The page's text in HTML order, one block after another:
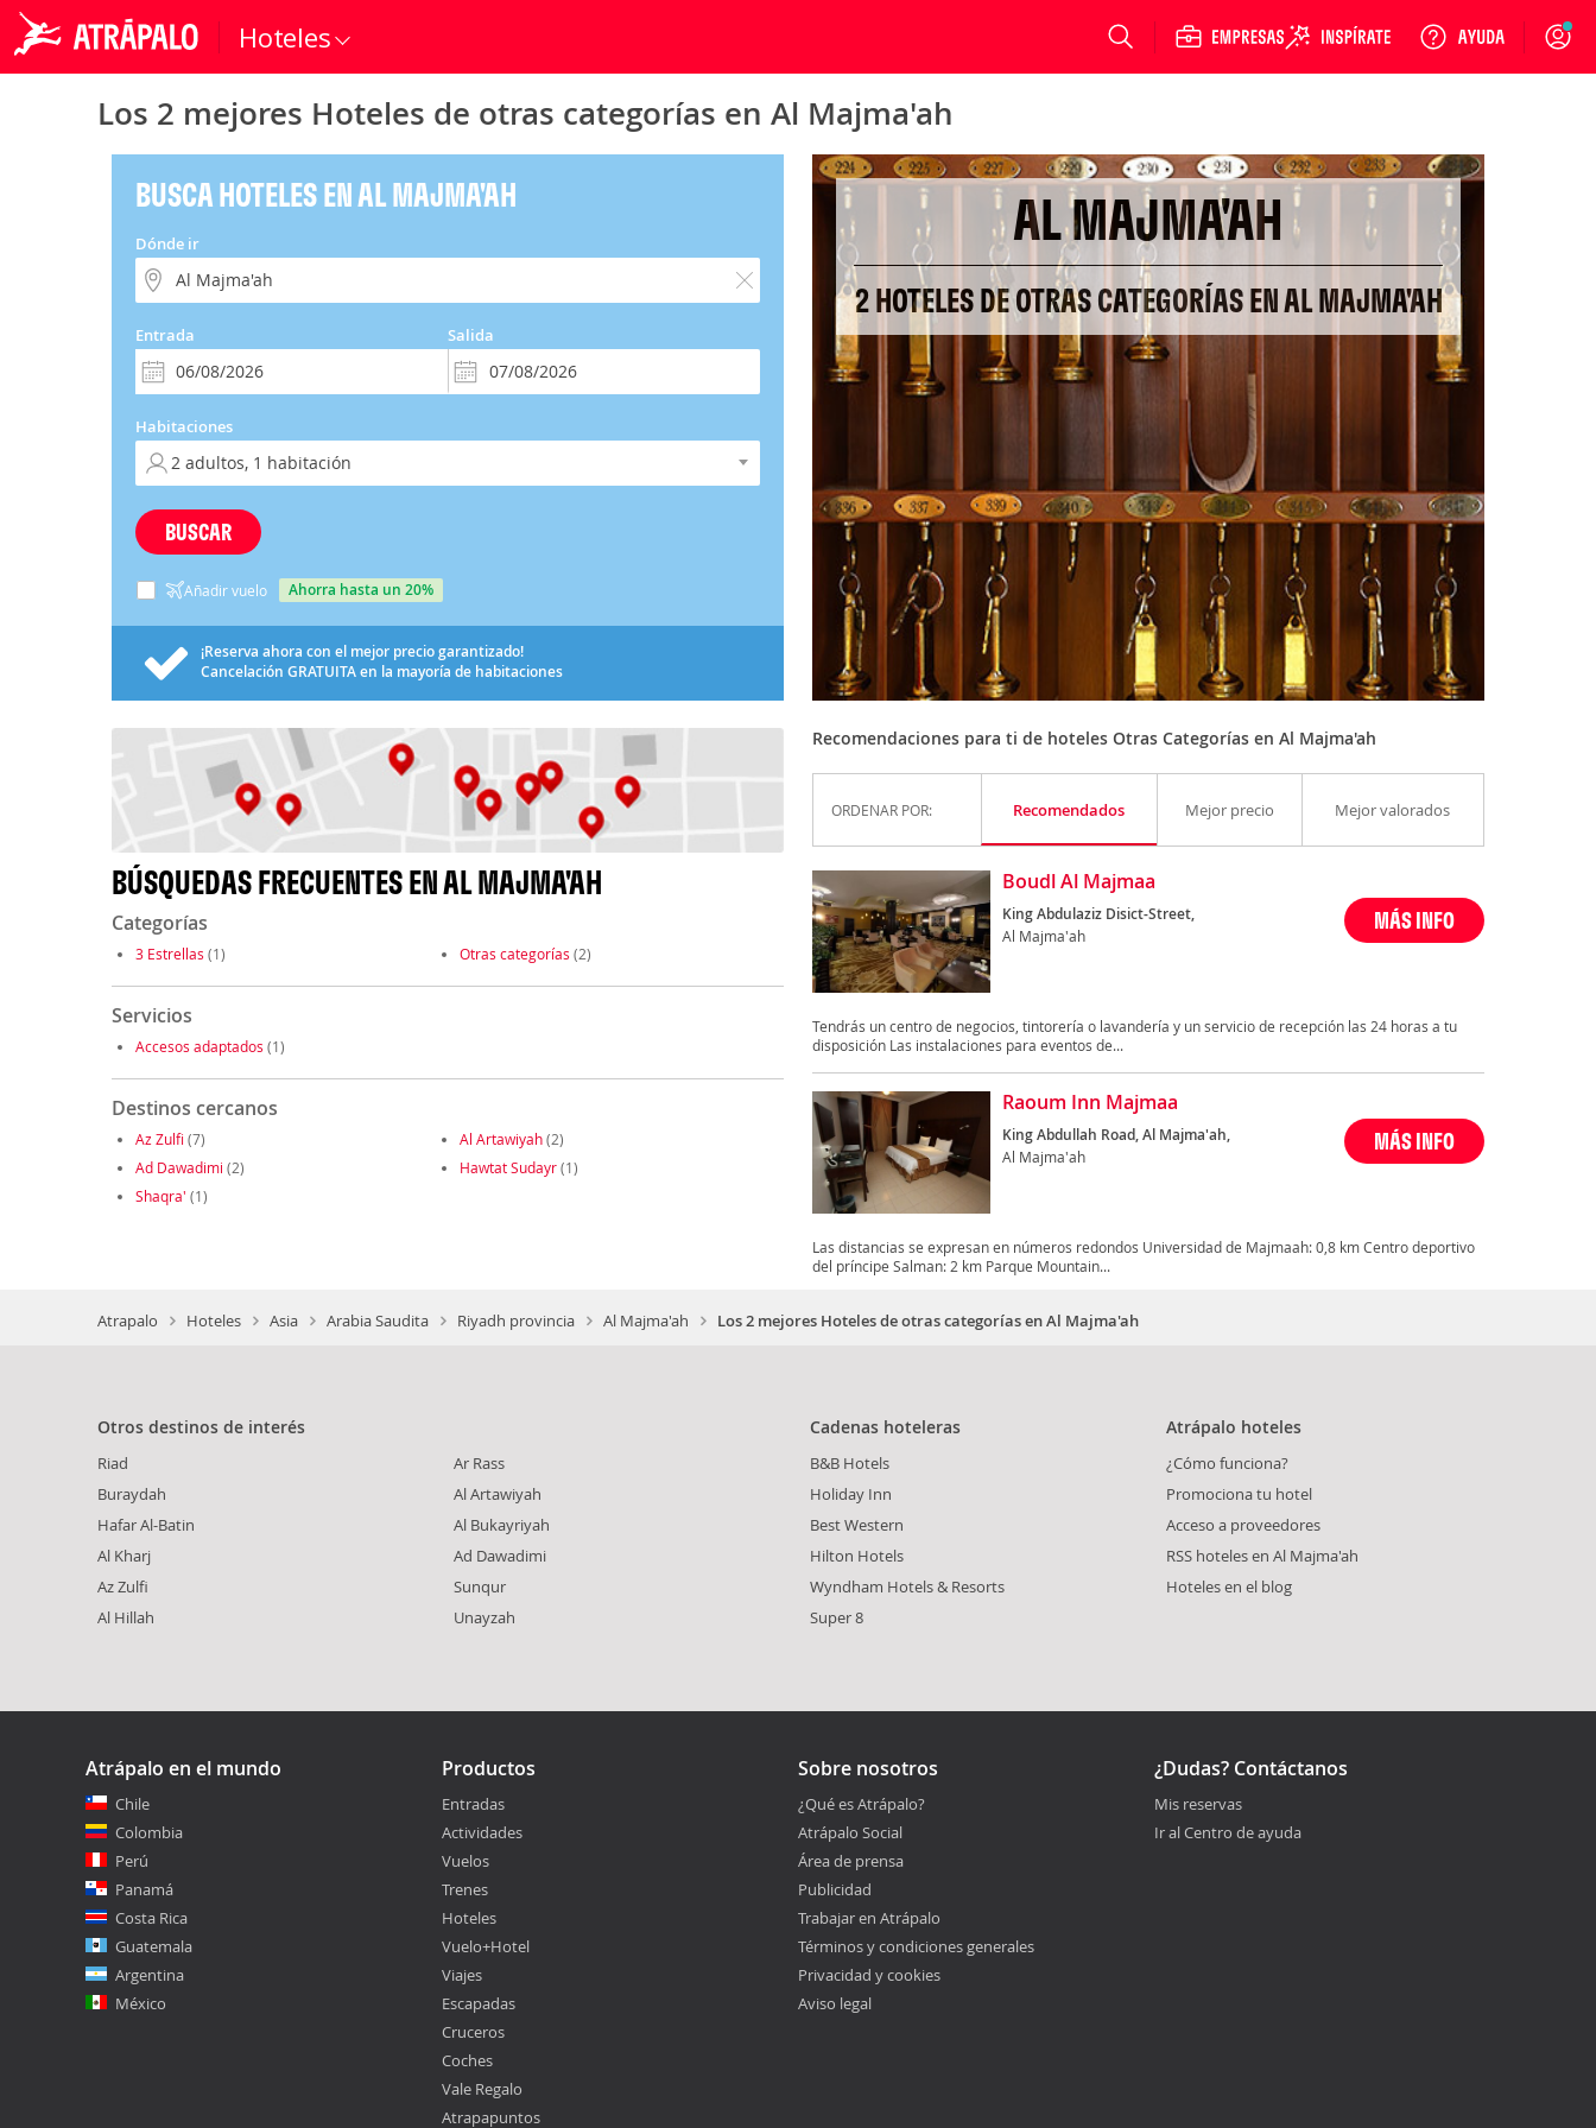
Hoteles Login
Los 2 mejores Hoteles de otras categorías en Al Majma'ah
BUSCA HOTELES EN AL MAJMA'AH
Dónde ir
Entrada Salida
Habitaciones
BUSCAR
Añadir vuelo ahorra hasta un 20%
¡Reserva ahora con el mejor precio garantizado!
Cancelación GRATUITAen la mayoría de habitaciones
BÚSQUEDAS FRECUENTES EN AL MAJMA'AH
Categorías
3 Estrellas (1) Otras categorías (2)
Servicios
Accesos adaptados (1)
Destinos cercanos
Az Zulfi (7) Al Artawiyah(2)
Ad Dawadimi (2) Hawtat Sudayr(1)
Shaqra' (1)
AL MAJMA'AH
2 HOTELES DE OTRAS CATEGORÍAS EN AL MAJMA'AH
Recomendaciones para ti de hoteles Otras Categorías en Al Majma'ah
ORDENAR POR: Recomendados Mejor precio Mejor valorados
Boudl Al Majmaa
King Abdulaziz Disict-Street,
Al Majma'ah
MÁS INFO
Tendrás un centro de negocios, tintorería o lavandería y un servicio de recepción las 24 horas a tu
disposición Las instalaciones para eventos de...
Raoum Inn Majmaa
King Abdullah Road, Al Majma'ah,
Al Majma'ah
MÁS INFO
Las distancias se expresan en números redondos Universidad de Majmaah: 0,8 km Centro deportivo
del príncipe Salman: 2 km Parque Mountain...
Atrapalo Hoteles Asia Arabia Saudita Riyadh provincia Al Majma'ah Los 2 mejores Hoteles de otras categorías en Al Majma'ah
Otros destinos de interés
Riad
Buraydah
Hafar Al-Batin
Al Kharj
Az Zulfi
Al Hillah
Ar Rass
Al Artawiyah
Al Bukayriyah
Ad Dawadimi
Sunqur
Unayzah
Cadenas hoteleras
B&B Hotels
Holiday Inn
Best Western
Hilton Hotels
Wyndham Hotels & Resorts
Super 8
Atrápalo hoteles
¿Cómo funciona?
Promociona tu hotel
Acceso a proveedores
RSS hoteles en Al Majma'ah
Hoteles en el blog
Atrápalo en el mundo
Chile
Colombia
Perú
Panamá
Costa Rica
Guatemala
Argentina
México
Productos
Entradas
Actividades
Vuelos
Trenes
Hoteles
Vuelo+Hotel
Viajes
Escapadas
Cruceros
Coches
Vale Regalo
Atrapapuntos
Sobre nosotros
¿Qué es Atrápalo?
Atrápalo Social
Área de prensa
Publicidad
Trabajar en Atrápalo
Términos y condiciones generales
Privacidad y cookies
Aviso legal
¿Dudas? Contáctanos
Mis reservas
Ir al Centro de ayuda